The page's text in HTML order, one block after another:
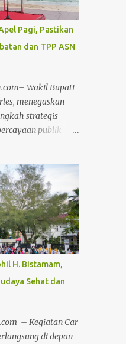
Pagi, Pastikan
dan TPP ASN
Wakil Bupati
menegaskan
strategis
publik
Negara (ASN). Hal
memimpin Apel
Dalam
bahwa
dapat terkikis
dalam zona
oleh sistem
stagnasi
oleh pola pikir
dibentuk oleh
H. Bistamam,
Sehat dan
– Kegiatan Car
di depan